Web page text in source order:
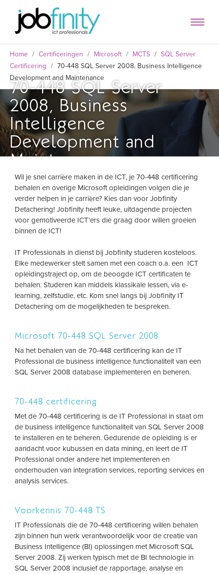
Home / Certificeringen / Microsoft / MCTS / SQL Server
Certificering / 70-448 SQL Server 2008, Business Intelligence
Development and Maintenance
70-448 SQL Server
2008, Business
Intelligence
Development and
Maintenance
formulier
Wil je snel carrière maken in de ICT, je 70-448 certificering
behalen en overige Microsoft opleidingen volgen die je
verder helpen in je carrière? Kies dan voor Jobfinity
Detachering! Jobfinity heeft leuke, uitdagende projecten
voor gemotiveerde ICT'ers die graag door willen groeien
binnen de ICT!
IT Professionals in dienst bij Jobfinity studeren kosteloos.
Elke medewerker stelt samen met een coach o.a. een ICT
opleidingstraject op, om de beoogde ICT certificaten te
behalen. Studeren kan middels klassikale lessen, via e-
learning, zelfstudie, etc. Kom snel langs bij Jobfinity IT
Detachering om de mogelijkheden te bespreken.
Microsoft 70-448 SQL Server 2008
Na het behalen van de 70-448 certificering kan de IT
Professional de business intelligence functionaliteit van een
SQL Server 2008 database implementeren en beheren.
70-448 certificering
Met de 70-448 certificering is de IT Professional in staat om
de business intelligence functionaliteit van SQL Server 2008
te installeren en te beheren. Gedurende de opleiding is er
aandacht voor kubussen en data mining, en leert de IT
Professional onder andere het implementeren en
onderhouden van integration services, reporting services en
analysis services.
Voorkennis 70-448 TS
IT Professionals die de 70-448 certificering willen behalen
zijn binnen hun werk verantwoordelijk voor de creatie van
Business Intelligence (BI) oplossingen met Microsoft SQL
Server 2008. Zij werken typisch met de BI technologie in
SQL Server 2008 inclusief de rapportage, analyse en